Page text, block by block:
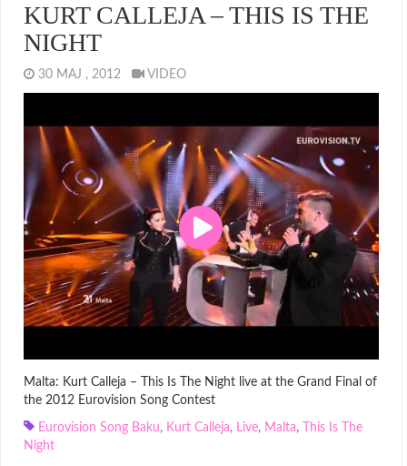
KURT CALLEJA – THIS IS THE
NIGHT
30 MAJ , 2012 VIDEO
Malta: Kurt Calleja – This Is The Night live at the Grand Final of
the 2012 Eurovision Song Contest
Eurovision Song Baku, Kurt Calleja, Live, Malta,
This Is The
Night